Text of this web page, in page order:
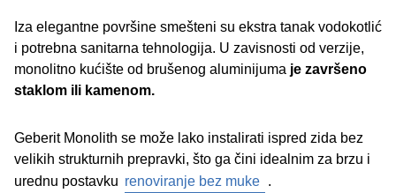
Iza elegantne površine smešteni su ekstra tanak vodokotlić
i potrebna sanitarna tehnologija. U zavisnosti od verzije,
monolitno kućište od brušenog aluminijuma je završeno
staklom ili kamenom.
Geberit Monolith se može lako instalirati ispred zida bez
velikih strukturnih prepravki, što ga čini idealnim za brzu i
urednu postavku renoviranje bez muke .